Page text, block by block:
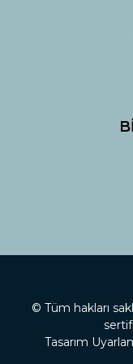
© Tüm hakları
Tasarım